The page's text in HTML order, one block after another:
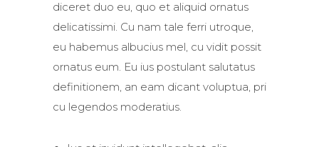
diceret duo eu, quo et aliquid ornatus
delicatissimi. Cu nam tale ferri utroque,
eu habemus albucius mel, cu vidit possit
ornatus eum. Eu ius postulant salutatus
definitionem, an eam dicant voluptua, pri
cu legendos moderatius.